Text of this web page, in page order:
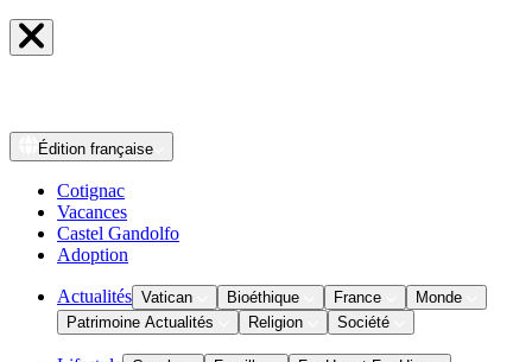
Édition française
Cotignac
Vacances
Castel Gandolfo
Adoption
Actualités Vatican Bioéthique France
Monde
Patrimoine Actualités
Religion Société